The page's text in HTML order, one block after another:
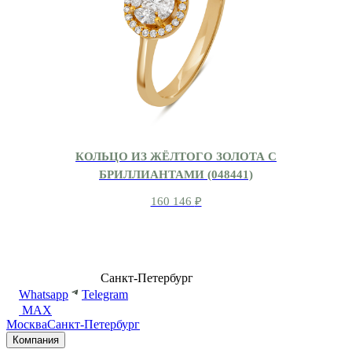
КОЛЬЦО ИЗ ЖЁЛТОГО ЗОЛОТА С
БРИЛЛИАНТАМИ (048441)
160 146 ₽
Санкт-Петербург
Whatsapp
Telegram
MAX
МоскваСанкт-Петербург
Компания